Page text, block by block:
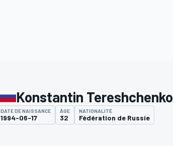
Konstantin Tereshchenko
DATE DE NAISSANCE
1994-06-17
ÂGE
32
NATIONALITÉ
Fédération de Russie